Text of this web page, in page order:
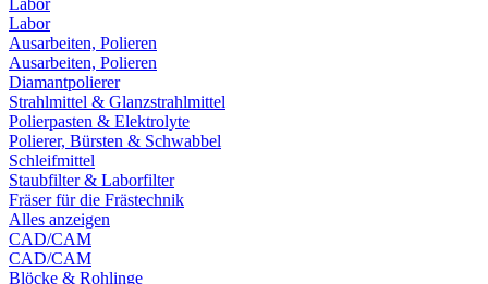
Labor
Labor
Ausarbeiten, Polieren
Ausarbeiten, Polieren
Diamantpolierer
Strahlmittel & Glanzstrahlmittel
Polierpasten & Elektrolyte
Polierer, Bürsten & Schwabbel
Schleifmittel
Staubfilter & Laborfilter
Fräser für die Frästechnik
Alles anzeigen
CAD/CAM
CAD/CAM
Blöcke & Rohlinge